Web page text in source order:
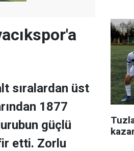
sıralardan üst
1877
güçlü
etti. Zorlu